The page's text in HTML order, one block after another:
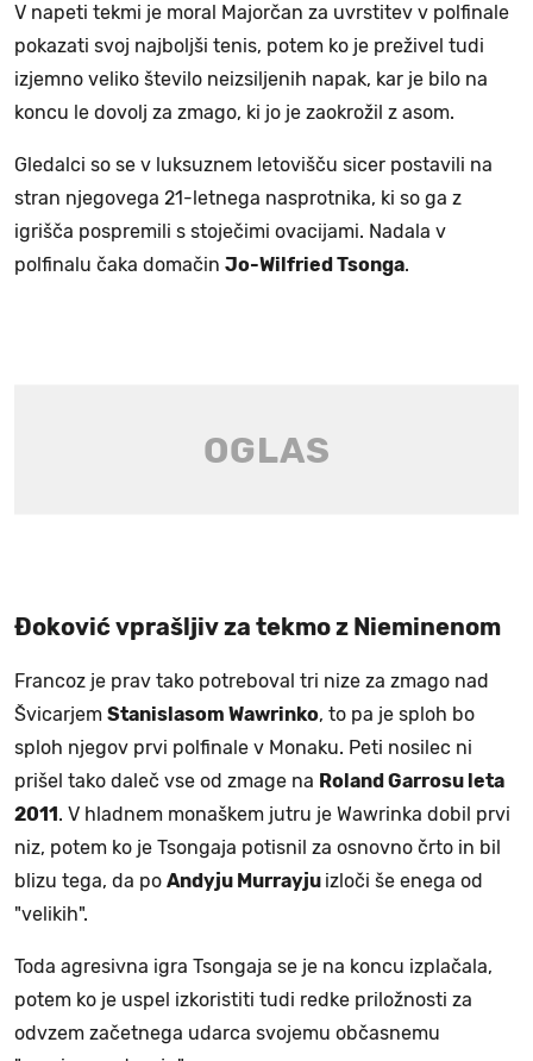
V napeti tekmi je moral Majorčan za uvrstitev v polfinale
pokazati svoj najboljši tenis, potem ko je preživel tudi
izjemno veliko število neizsiljenih napak, kar je bilo na
koncu le dovolj za zmago, ki jo je zaokrožil z asom.
Gledalci so se v luksuznem letovišču sicer postavili na
stran njegovega 21-letnega nasprotnika, ki so ga z
igrišča pospremili s stoječimi ovacijami. Nadala v
polfinalu čaka domačin Jo-Wilfried Tsonga.
Đoković vprašljiv za tekmo z Nieminenom
Francoz je prav tako potreboval tri nize za zmago nad
Švicarjem Stanislasom Wawrinko, to pa je sploh bo
sploh njegov prvi polfinale v Monaku. Peti nosilec ni
prišel tako daleč vse od zmage na Roland Garrosu leta
2011 . V hladnem monaškem jutru je Wawrinka dobil prvi
niz, potem ko je Tsongaja potisnil za osnovno črto in bil
blizu tega, da po Andyju Murrayju izloči še enega od
"velikih".
Toda agresivna igra Tsongaja se je na koncu izplačala,
potem ko je uspel izkoristiti tudi redke priložnosti za
odvzem začetnega udarca svojemu občasnemu